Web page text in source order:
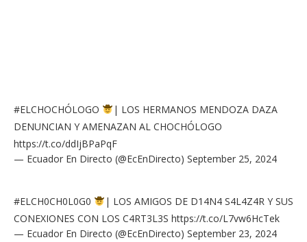
#ELCHOCHÓLOGO
| LOS HERMANOS MENDOZA DAZA
DENUNCIAN Y AMENAZAN AL CHOCHÓLOGO
https://t.co/ddIjBPaPqF
— Ecuador En Directo (@EcEnDirecto) September 25, 2024
#ELCH0CH0L0G0
| LOS AMIGOS DE D14N4 S4L4Z4R Y SUS
CONEXIONES CON LOS C4RT3L3S https://t.co/L7vw6HcTek
— Ecuador En Directo (@EcEnDirecto) September 23, 2024